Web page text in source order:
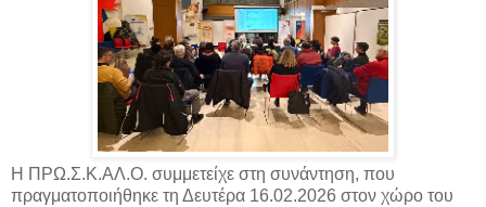
Η ΠΡΩ.Σ.Κ.ΑΛ.Ο. συμμετείχε στη συνάντηση, που
πραγματοποιήθηκε τη Δευτέρα 16.02.2026 στον χώρο του